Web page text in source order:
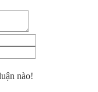
nào!